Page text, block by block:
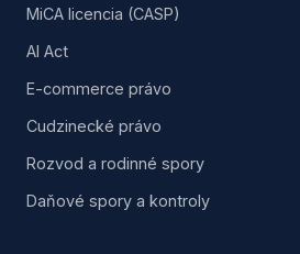
MiCA licencia (CASP)
AI Act
E-commerce právo
Cudzinecké právo
Rozvod a rodinné spory
Daňové spory a kontroly